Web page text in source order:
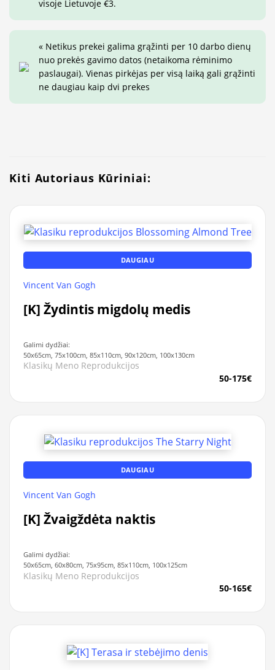
visoje Lietuvoje €3.
« Netikus prekei galima grąžinti per 10 darbo dienų
nuo prekės gavimo datos (netaikoma rėminimo
paslaugai). Vienas pirkėjas per visą laiką gali grąžinti
ne daugiau kaip dvi prekes
Kiti Autoriaus Kūriniai:
DAUGIAU
Vincent Van Gogh
[K] Žydintis migdolų medis
Galimi dydžiai:
50x65cm, 75x100cm, 85x110cm, 90x120cm, 100x130cm
Klasikų Meno Reprodukcijos
50-175€
DAUGIAU
Vincent Van Gogh
[K] Žvaigždėta naktis
Galimi dydžiai:
50x65cm, 60x80cm, 75x95cm, 85x110cm, 100x125cm
Klasikų Meno Reprodukcijos
50-165€